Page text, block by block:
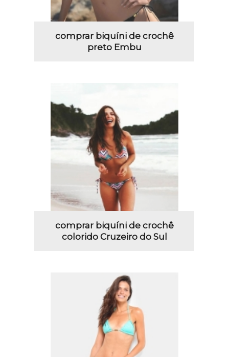
comprar biquíni de crochê
preto Embu
comprar biquíni de crochê
colorido Cruzeiro do Sul